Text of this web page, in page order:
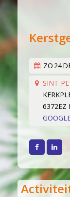
ZO 24
SINT-
6372EZ